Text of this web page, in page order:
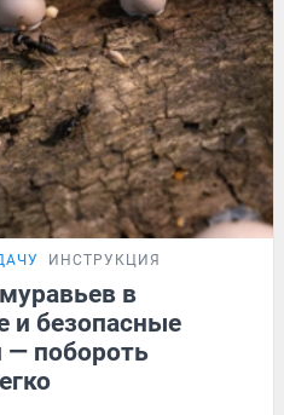
ИНСТРУКЦИЯ
в
и безопасные
— побороть